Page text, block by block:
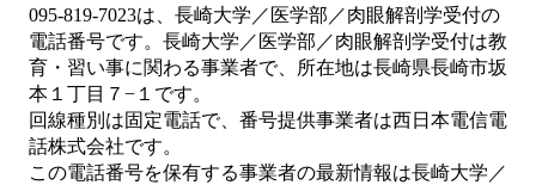
095-819-7023は、 長崎大学／医学部／肉眼解剖学受付の
電話番号です。 長崎大学／医学部／肉眼解剖学受付は教
育・習い事に関わる事業者で、所在地は長崎県長崎市坂
本１丁目７−１ です。
回線種別は固定電話で、番号提供事業者は西日本電信電
話株式会社です。
この電話番号を保有する事業者の最新情報は長崎大学／